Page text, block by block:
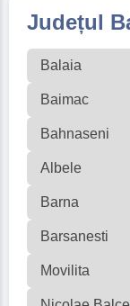
Județul
Balaia
Baimac
Bahnaseni
Albele
Barna
Barsanesti
Movilita